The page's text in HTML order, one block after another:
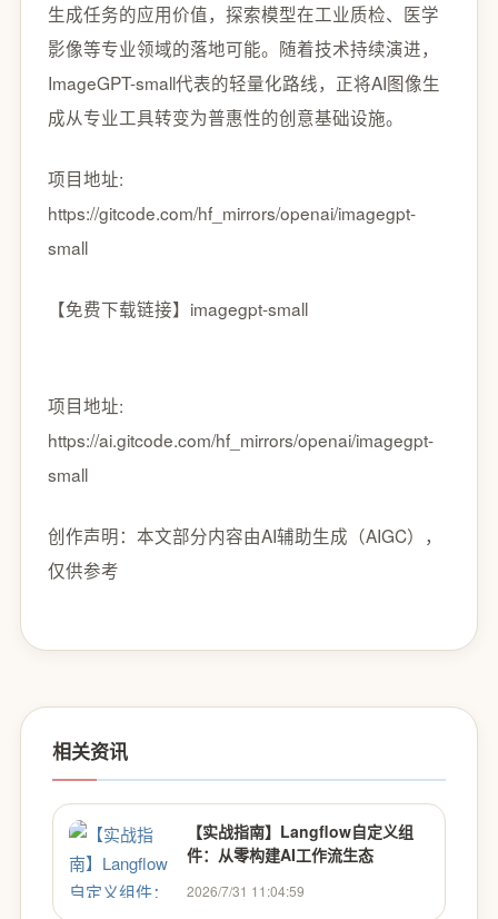
生成任务的应用价值，探索模型在工业质检、医学
影像等专业领域的落地可能。随着技术持续演进，
ImageGPT-small代表的轻量化路线，正将AI图像生
成从专业工具转变为普惠性的创意基础设施。
项目地址:
https://gitcode.com/hf_mirrors/openai/imagegpt-
small
【免费下载链接】imagegpt-small
项目地址:
https://ai.gitcode.com/hf_mirrors/openai/imagegpt-
small
创作声明：本文部分内容由AI辅助生成（AIGC），
仅供参考
相关资讯
【实战指南】Langflow自定义组
件：从零构建AI工作流生态
2026/7/31 11:04:59